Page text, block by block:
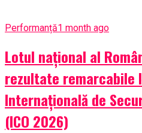
Performanță1 month ago
Lotul național al
rezultate remarcabile
Internațională de
(ICO 2026)